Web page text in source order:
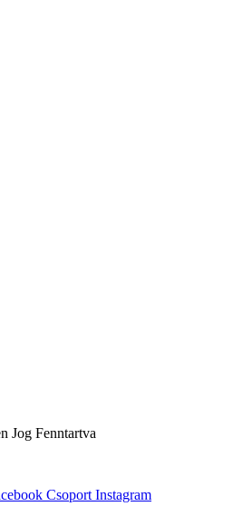
Jog Fenntartva
Csoport Instagram